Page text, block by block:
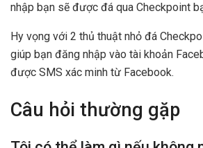
nhập bạn sẽ được đá qua Checkpoint
Hy vọng với 2 thủ thuật nhỏ đá
giúp bạn đăng nhập vào tài khoản
được SMS xác minh từ Facebook.
Câu hỏi thường gặp